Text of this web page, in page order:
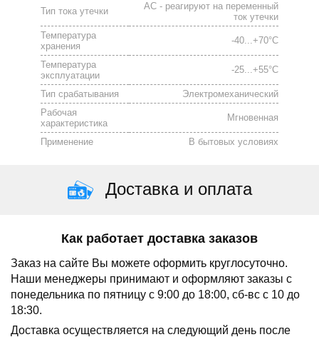
Тип тока утечки
АС - реагируют на переменный
ток утечки
Температура
хранения
-40...+70°С
Температура
эксплуатации
-25...+55°С
Тип срабатывания
Электромеханический
Рабочая
характеристика
Мгновенная
Применение В бытовых условиях
Доставка и оплата
Как работает доставка заказов
Заказ на сайте Вы можете оформить круглосуточно.
Наши менеджеры принимают и оформляют заказы с
понедельника по пятницу с 9:00 до 18:00, сб-вс с 10 до
18:30.
Доставка осуществляется на следующий день после